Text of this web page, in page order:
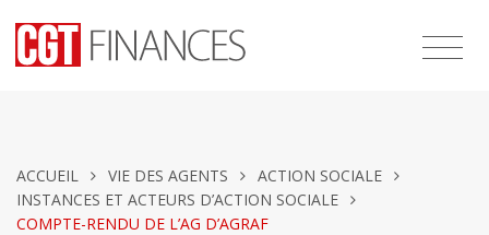
ACCUEIL VIE DES AGENTS
ACTION SOCIALE
INSTANCES ET ACTEURS D’ACTION SOCIALE
COMPTE-RENDU DE L’AG D’AGRAF